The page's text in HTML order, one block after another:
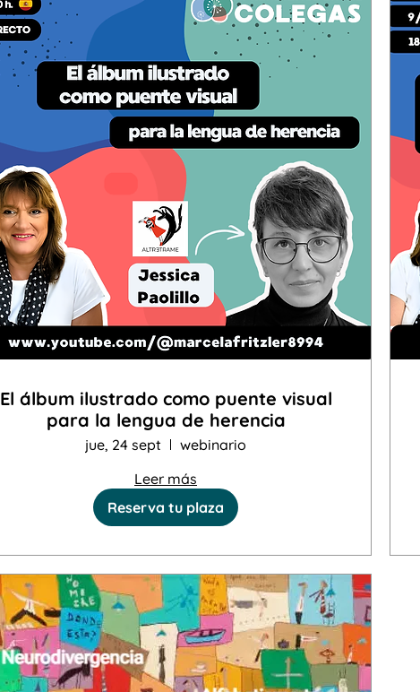
El álbum ilustrado como puente visual
para la lengua de herencia
jue, 24 sept
webinario
Leer más
Reserva tu plaza